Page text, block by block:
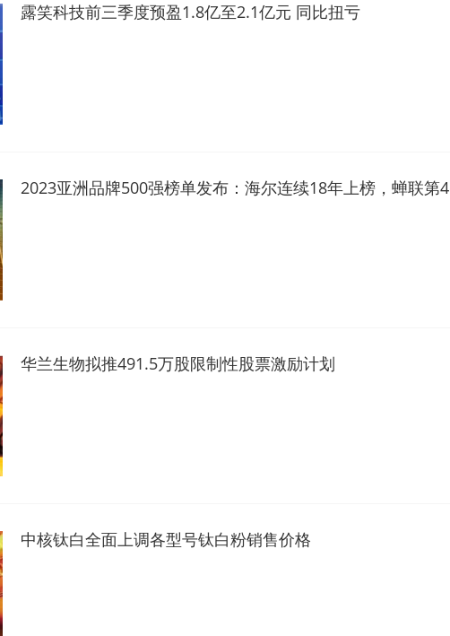
露笑科技前三季度预盈1.8亿至2.1亿元 同比扭亏
2023亚洲品牌500强榜单发布：海尔连续18年上榜，蝉联第4
华兰生物拟推491.5万股限制性股票激励计划
中核钛白全面上调各型号钛白粉销售价格